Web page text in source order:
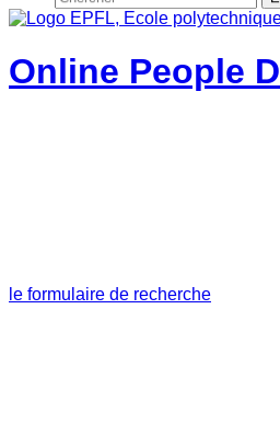
Online People
le formulaire de recherche